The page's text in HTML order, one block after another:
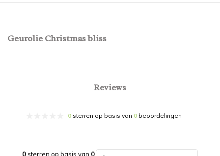
Geurolie Christmas bliss
Reviews
0 sterren op basis van 0 beoordelingen
0sterren op basis van 0